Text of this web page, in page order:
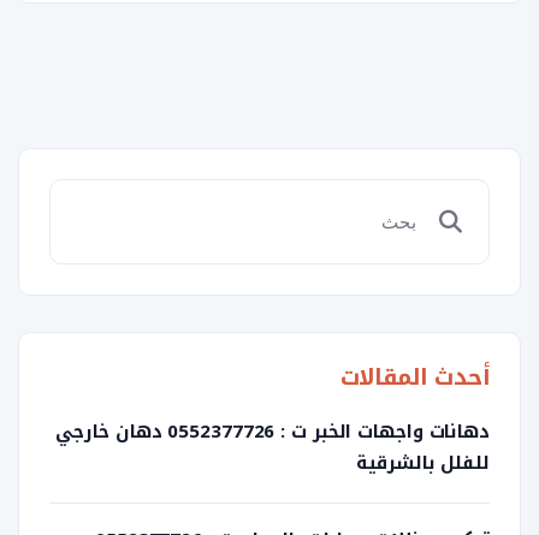
أحدث المقالات
دهانات واجهات الخبر ت : 0552377726 دهان خارجي
للفلل بالشرقية